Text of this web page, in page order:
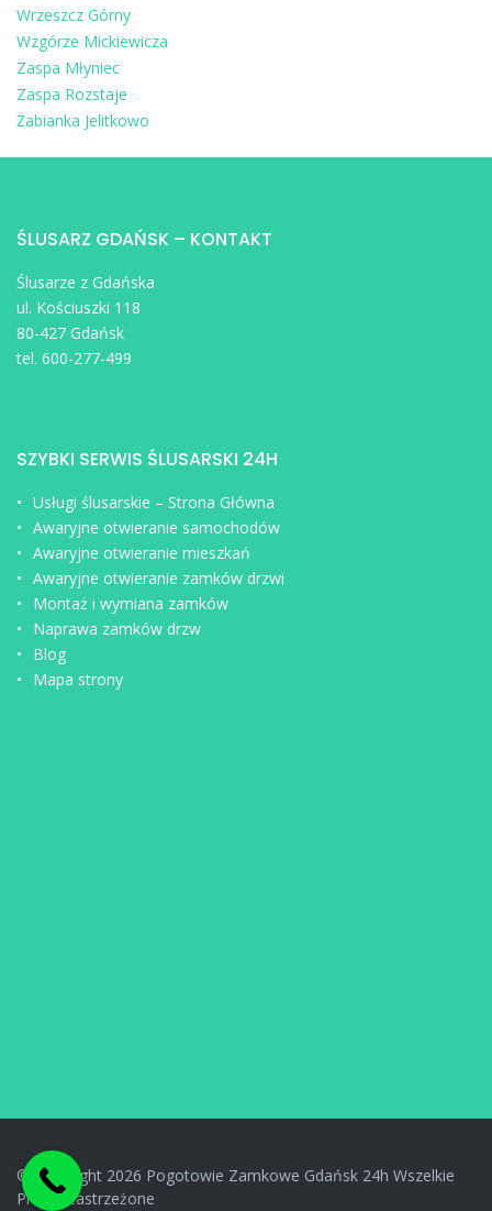
Wrzeszcz Górny
Wzgórze Mickiewicza
Zaspa Młyniec
Zaspa Rozstaje
Żabianka Jelitkowo
ŚLUSARZ GDAŃSK – KONTAKT
Ślusarze z Gdańska
ul. Kościuszki 118
80-427 Gdańsk
tel. 600-277-499
SZYBKI SERWIS ŚLUSARSKI 24H
Usługi ślusarskie – Strona Główna
Awaryjne otwieranie samochodów
Awaryjne otwieranie mieszkań
Awaryjne otwieranie zamków drzwi
Montaż i wymiana zamków
Naprawa zamków drzw
Blog
Mapa strony
© Copyright 2026 Pogotowie Zamkowe Gdańsk 24h Wszelkie
Prawa Zastrzeżone